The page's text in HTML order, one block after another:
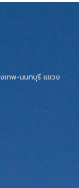
เทพ-นนทบุรี แขวง